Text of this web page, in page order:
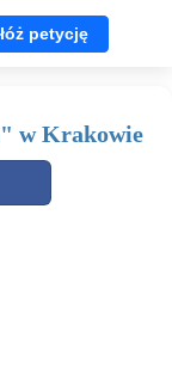
petycję
w Krakowie